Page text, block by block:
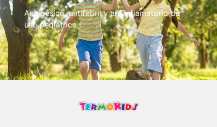
Analgésico, antifebril y antiinflamatorio de
uso pediatrico.